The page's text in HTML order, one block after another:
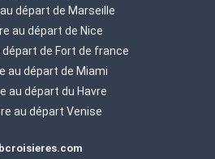
départ de Marseille
au départ de Nice
départ de Fort de france
au départ de Miami
au départ du Havre
au départ Venise